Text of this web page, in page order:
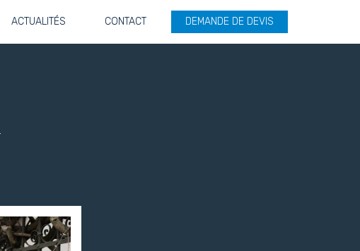
ACTUALITÉS CONTACT DEMANDE DE DEVIS